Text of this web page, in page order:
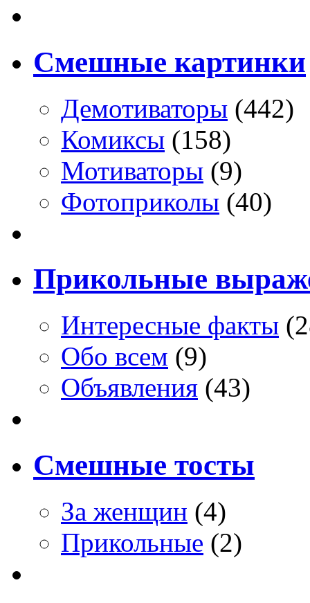
Смешные картинки
Демотиваторы (442)
Комиксы (158)
Мотиваторы (9)
Фотоприколы (40)
Прикольные
Интересные факты
Обо всем (9)
Объявления (43)
Смешные тосты
За женщин (4)
Прикольные (2)